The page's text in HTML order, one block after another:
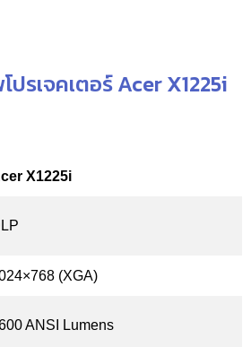
ปรเจคเตอร์ Acer X1225i
X1225i
(XGA)
ANSI Lumens